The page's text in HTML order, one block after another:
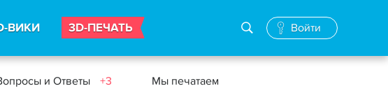
ВИКИ 3D-ПЕЧАТЬ Войти
и Ответы +3 Мы печатаем